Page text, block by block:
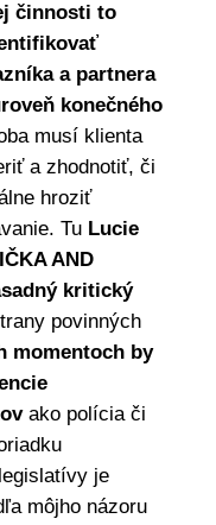
činnosti to
a partnera
konečného
musí klienta
a zhodnotiť, či
hroziť
Tu Lucie
AND
kritický
povinných
momentoch by
ako polícia či
je
môjho názoru